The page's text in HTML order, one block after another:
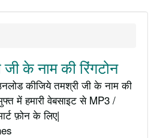
के नाम की रिंगटोन
कीजिये तमश्री जी के नाम की
में हमारी वेबसाइट से MP3 /
फ़ोन के लिए|